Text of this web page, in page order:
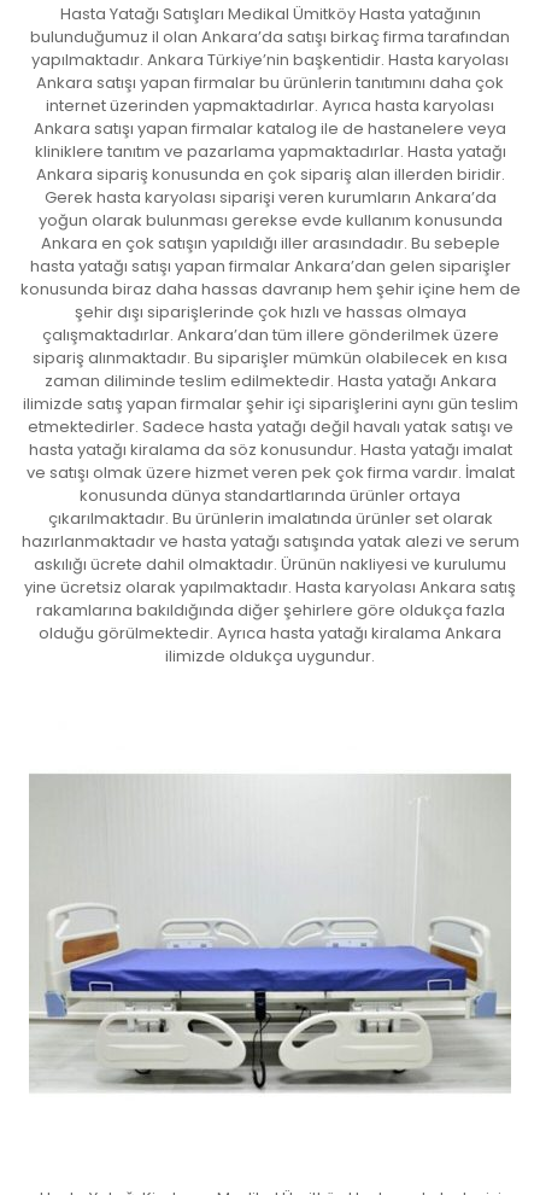
Hasta Yatağı Satışları Medikal Ümitköy Hasta yatağının
bulunduğumuz il olan Ankara’da satışı birkaç firma tarafından
yapılmaktadır. Ankara Türkiye’nin başkentidir. Hasta karyolası
Ankara satışı yapan firmalar bu ürünlerin tanıtımını daha çok
internet üzerinden yapmaktadırlar. Ayrıca hasta karyolası
Ankara satışı yapan firmalar katalog ile de hastanelere veya
kliniklere tanıtım ve pazarlama yapmaktadırlar. Hasta yatağı
Ankara sipariş konusunda en çok sipariş alan illerden biridir.
Gerek hasta karyolası siparişi veren kurumların Ankara’da
yoğun olarak bulunması gerekse evde kullanım konusunda
Ankara en çok satışın yapıldığı iller arasındadır. Bu sebeple
hasta yatağı satışı yapan firmalar Ankara’dan gelen siparişler
konusunda biraz daha hassas davranıp hem şehir içine hem de
şehir dışı siparişlerinde çok hızlı ve hassas olmaya
çalışmaktadırlar. Ankara’dan tüm illere gönderilmek üzere
sipariş alınmaktadır. Bu siparişler mümkün olabilecek en kısa
zaman diliminde teslim edilmektedir. Hasta yatağı Ankara
ilimizde satış yapan firmalar şehir içi siparişlerini aynı gün teslim
etmektedirler. Sadece hasta yatağı değil havalı yatak satışı ve
hasta yatağı kiralama da söz konusundur. Hasta yatağı imalat
ve satışı olmak üzere hizmet veren pek çok firma vardır. İmalat
konusunda dünya standartlarında ürünler ortaya
çıkarılmaktadır. Bu ürünlerin imalatında ürünler set olarak
hazırlanmaktadır ve hasta yatağı satışında yatak alezi ve serum
askılığı ücrete dahil olmaktadır. Ürünün nakliyesi ve kurulumu
yine ücretsiz olarak yapılmaktadır. Hasta karyolası Ankara satış
rakamlarına bakıldığında diğer şehirlere göre oldukça fazla
olduğu görülmektedir. Ayrıca hasta yatağı kiralama Ankara
ilimizde oldukça uygundur.